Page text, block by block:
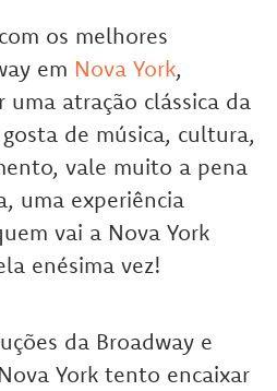
os melhores
em Nova York,
uma atração clássica da
de música, cultura,
vale muito a pena
uma experiência
vai a Nova York
enésima vez!
da Broadway e
York tento encaixar